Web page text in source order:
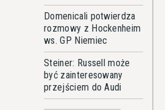
Domenicali potwierdza
rozmowy z Hockenheim
ws. GP Niemiec
Steiner: Russell może
być zainteresowany
przejściem do Audi